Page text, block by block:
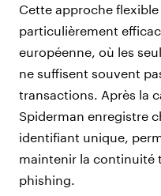
Cette approche
particulièrement
européenne, où les
ne suffisent souvent
transactions. Après la
Spiderman enregistre
identifiant unique,
maintenir la continuité
phishing.